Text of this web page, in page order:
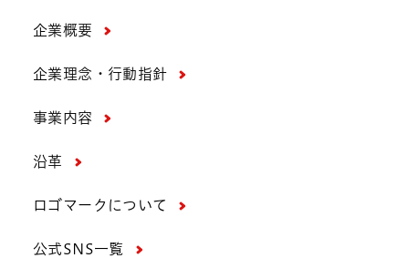
企業概要
企業理念・行動指針
事業内容
沿革
ロゴマークについて
公式SNS一覧